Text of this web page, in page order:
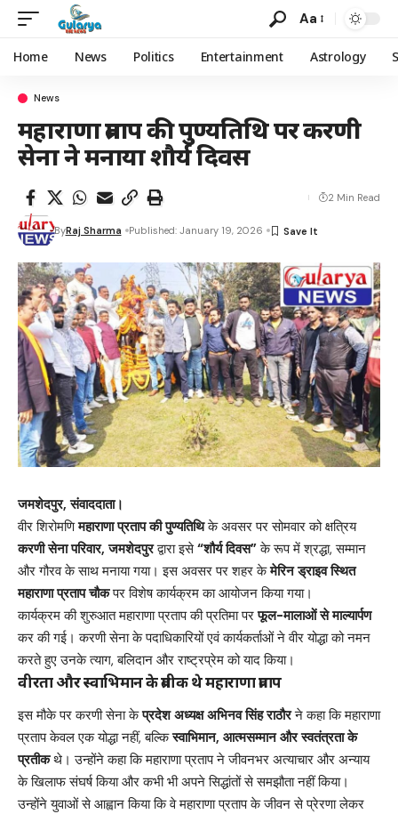
Aa
Home News Politics Entertainment Astrology
News
महाराणा प्रताप की पुण्यतिथि पर करणी
सेना ने मनाया शौर्य दिवस
ByRaj Sharma Published: January 19, 2026
2 Min Read
जमशेदपुर, संवाददाता।
वीर शिरोमणिमहाराणा प्रताप की पुण्यतिथिके अवसर पर सोमवार को क्षत्रिय
करणी सेना परिवार, जमशेदपुरद्वारा इसे“शौर्य दिवस”के रूप में श्रद्धा, सम्मान
और गौरव के साथ मनाया गया। इस अवसर पर शहर केमेरिन ड्राइव स्थित
महाराणा प्रताप चौकपर विशेष कार्यक्रम का आयोजन किया गया।
कार्यक्रम की शुरुआत महाराणा प्रताप की प्रतिमा परफूल-मालाओं से माल्यार्पण
कर की गई। करणी सेना के पदाधिकारियों एवं कार्यकर्ताओं ने वीर योद्धा को नमन
करते हुए उनके त्याग, बलिदान और राष्ट्रप्रेम को याद किया।
वीरता और स्वाभिमान के प्रतीक थे महाराणा प्रताप
इस मौके पर करणी सेना केप्रदेश अध्यक्ष अभिनव सिंह राठौरने कहा कि महाराणा
प्रताप केवल एक योद्धा नहीं, बल्किस्वाभिमान, आत्मसम्मान और स्वतंत्रता के
प्रतीकथे। उन्होंने कहा कि महाराणा प्रताप ने जीवनभर अत्याचार और अन्याय
के खिलाफ संघर्ष किया और कभी भी अपने सिद्धांतों से समझौता नहीं किया।
उन्होंने युवाओं से आह्वान किया कि वे महाराणा प्रताप के जीवन से प्रेरणा लेकर